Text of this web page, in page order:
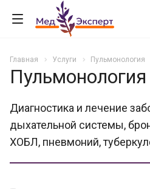
Главная Услуги Пульмонология
Пульмонология
Диагностика и лечение
дыхательной системы,
ХОБЛ, пневмоний,